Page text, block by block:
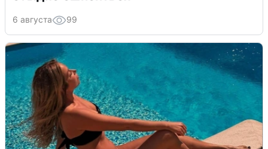
6 августа 99